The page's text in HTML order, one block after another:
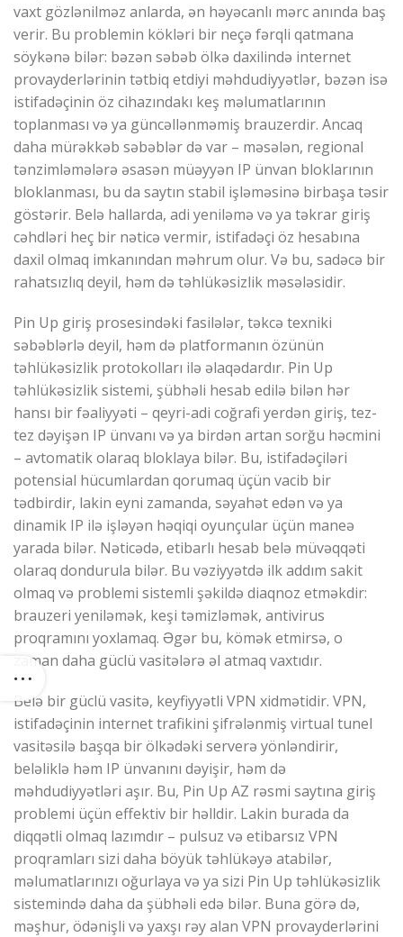
vaxt gözlənilməz anlarda, ən həyəcanlı mərc anında baş
verir. Bu problemin kökləri bir neçə fərqli qatmana
söykənə bilər: bəzən səbəb ölkə daxilində internet
provayderlərinin tətbiq etdiyi məhdudiyyətlər, bəzən isə
istifadəçinin öz cihazındakı keş məlumatlarının
toplanması və ya güncəllənməmiş brauzerdir. Ancaq
daha mürəkkəb səbəblər də var – məsələn, regional
tənzimləmələrə əsasən müəyyən IP ünvan bloklarının
bloklanması, bu da saytın stabil işləməsinə birbaşa təsir
göstərir. Belə hallarda, adi yeniləmə və ya təkrar giriş
cəhdləri heç bir nəticə vermir, istifadəçi öz hesabına
daxil olmaq imkanından məhrum olur. Və bu, sadəcə bir
rahatsızlıq deyil, həm də təhlükəsizlik məsələsidir.
Pin Up giriş prosesindəki fasilələr, təkcə texniki
səbəblərlə deyil, həm də platformanın özünün
təhlükəsizlik protokolları ilə əlaqədardır. Pin Up
təhlükəsizlik sistemi, şübhəli hesab edilə bilən hər
hansı bir fəaliyyəti – qeyri-adi coğrafi yerdən giriş, tez-
tez dəyişən IP ünvanı və ya birdən artan sorğu həcmini
– avtomatik olaraq bloklaya bilər. Bu, istifadəçiləri
potensial hücumlardan qorumaq üçün vacib bir
tədbirdir, lakin eyni zamanda, səyahət edən və ya
dinamik IP ilə işləyən həqiqi oyunçular üçün maneə
yarada bilər. Nəticədə, etibarlı hesab belə müvəqqəti
olaraq dondurula bilər. Bu vəziyyətdə ilk addım sakit
olmaq və problemi sistemli şəkildə diaqnoz etməkdir:
brauzeri yeniləmək, keşi təmizləmək, antivirus
proqramını yoxlamaq. Əgər bu, kömək etmirsə, o
zaman daha güclü vasitələrə əl atmaq vaxtıdır.
Belə bir güclü vasitə, keyfiyyətli VPN xidmətidir. VPN,
istifadəçinin internet trafikini şifrələnmiş virtual tunel
vasitəsilə başqa bir ölkədəki serverə yönləndirir,
beləliklə həm IP ünvanını dəyişir, həm də
məhdudiyyətləri aşır. Bu, Pin Up AZ rəsmi saytına giriş
problemi üçün effektiv bir həlldir. Lakin burada da
diqqətli olmaq lazımdır – pulsuz və etibarsız VPN
proqramları sizi daha böyük təhlükəyə atabilər,
məlumatlarınızı oğurlaya və ya sizi Pin Up təhlükəsizlik
sistemində daha da şübhəli edə bilər. Buna görə də,
məşhur, ödənişli və yaxşı rəy alan VPN provayderlərini